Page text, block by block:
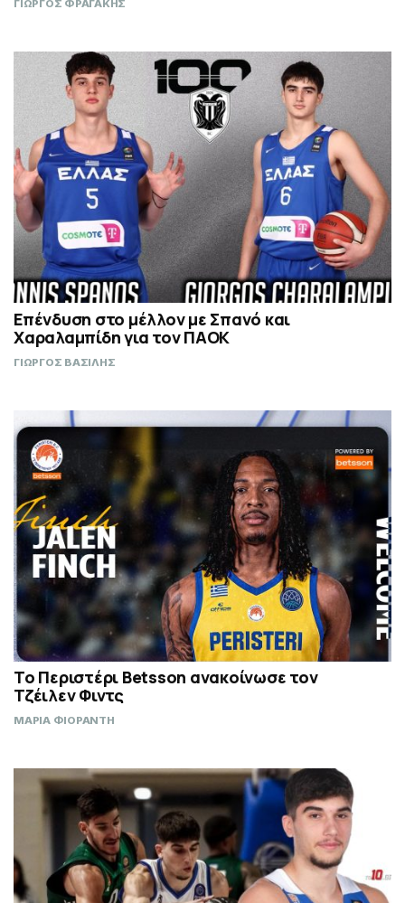
ΓΙΩΡΓΟΣ ΦΡΑΓΑΚΗΣ
Επένδυση στο μέλλον με Σπανό και
Χαραλαμπίδη για τον ΠΑΟΚ
ΓΙΩΡΓΟΣ ΒΑΣΙΛΗΣ
Το Περιστέρι Betsson ανακοίνωσε τον
Τζέιλεν Φιντς
ΜΑΡΙΑ ΦΙΟΡΑΝΤΗ